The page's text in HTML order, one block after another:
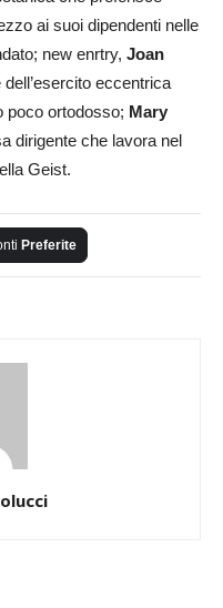
ai suoi dipendenti nelle
new enrtry, Joan
eccentrica
poco ortodosso; Mary
dirigente che lavora nel
Geist.
Preferite